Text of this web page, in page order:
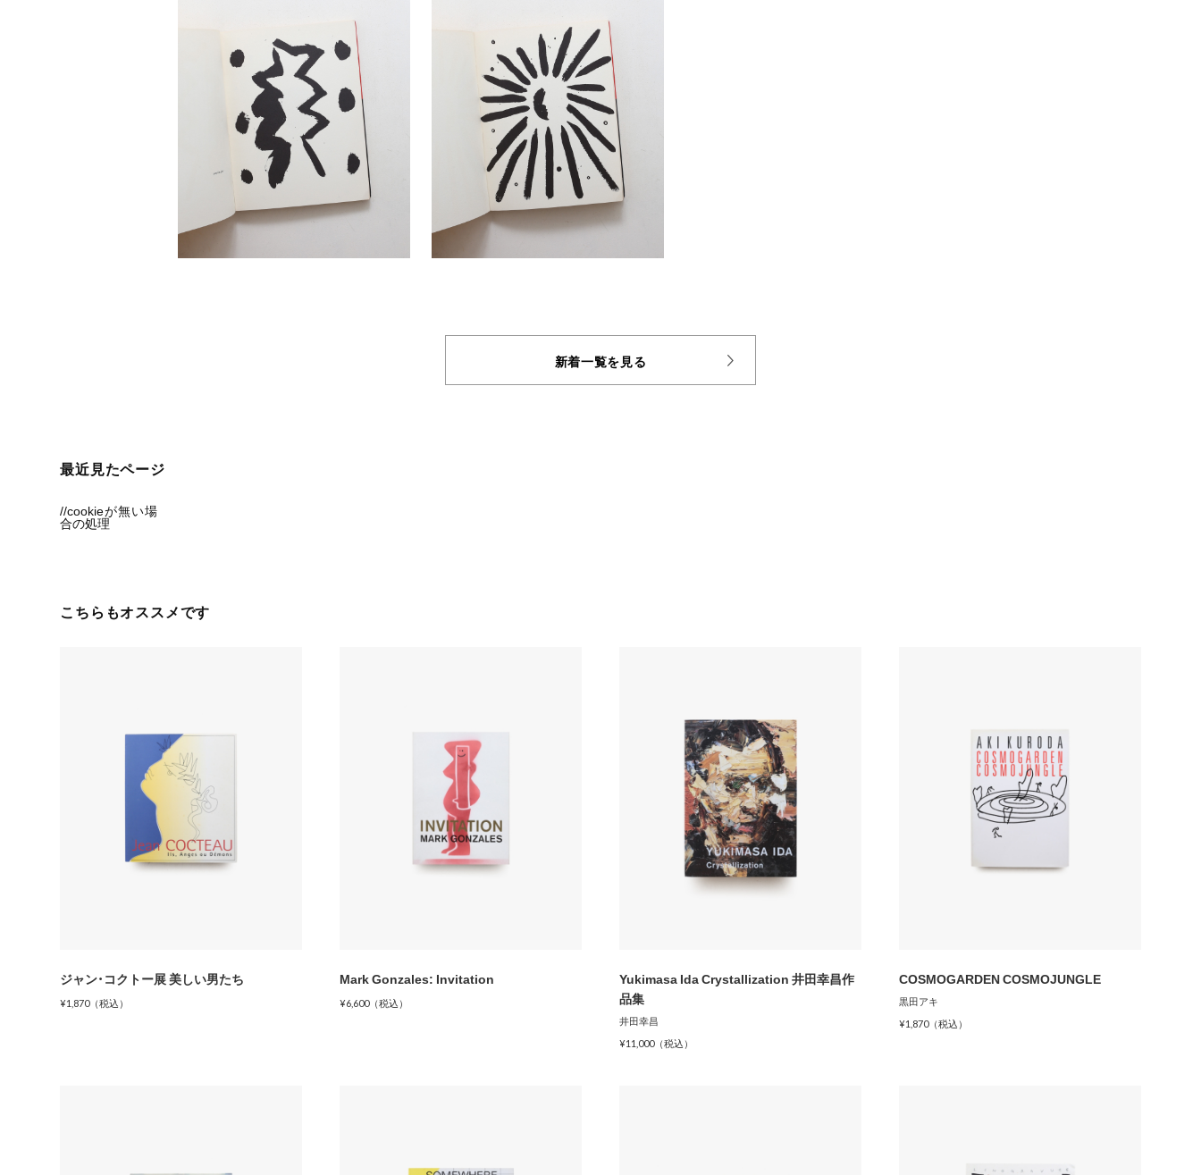
新着一覧を見る
最近見たページ
//cookieが無い場
合の処理
こちらもオススメです
ジャン・コクトー展 美しい男たち
¥1,870（税込）
Mark Gonzales: Invitation
¥6,600（税込）
Yukimasa Ida Crystallization 井田幸昌作
品集
井田幸昌
¥11,000（税込）
COSMOGARDEN COSMOJUNGLE
黒田アキ
¥1,870（税込）